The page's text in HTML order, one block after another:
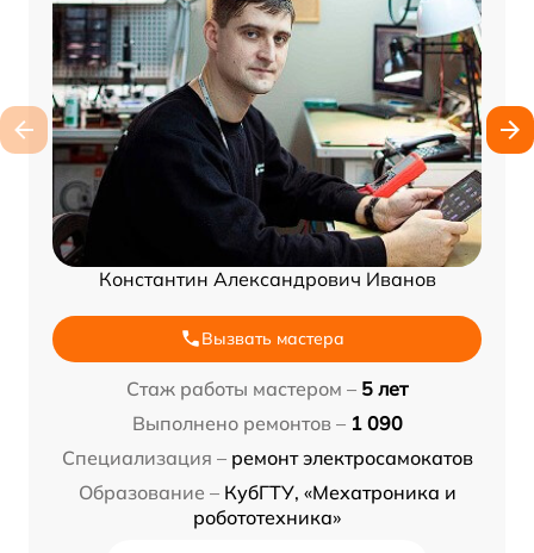
Константин Александрович Иванов
Вызвать мастера
Стаж работы мастером – 5 лет
Выполнено ремонтов – 1 090
Специализация – ремонт электросамокатов
Образование – КубГТУ, «Мехатроника и
робототехника»